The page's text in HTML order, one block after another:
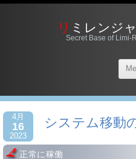
リミレンジ
Secret Base of Limi-
4月
16
2023
システム移動
正常に稼働